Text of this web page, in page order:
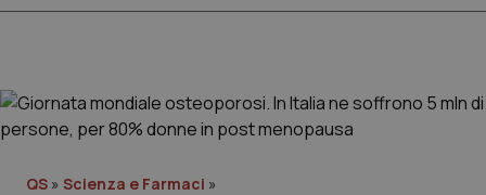
QS » Scienza e Farmaci »